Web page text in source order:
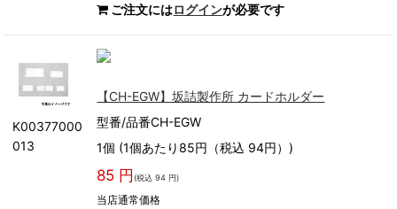
ご注文にはログインが必要です
K00377000
013
【CH-EGW】坂詰製作所 カードホルダー
型番/品番CH-EGW
1個 (1個あたり85円（税込 94円）)
85 円 (税込 94 円)
当店通常価格